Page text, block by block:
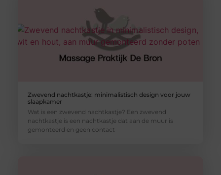
Zwevend nachtkastje: minimalistisch design voor jouw
slaapkamer
Wat is een zwevend nachtkastje? Een zwevend
nachtkastje is een nachtkastje dat aan de muur is
gemonteerd en geen contact